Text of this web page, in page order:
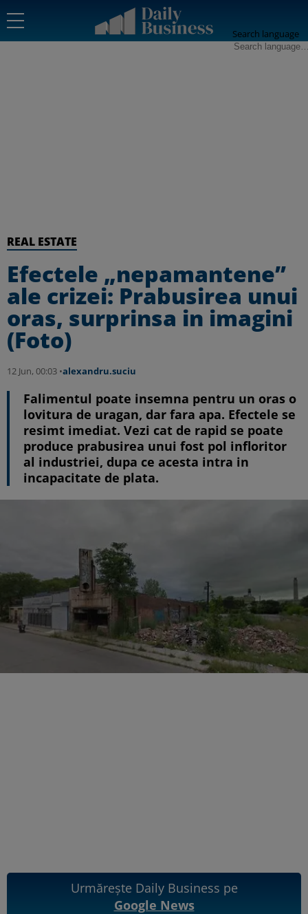
Search language
REAL ESTATE
Efectele „nepamantene”
ale crizei: Prabusirea unui
oras, surprinsa in imagini
(Foto)
12 Jun, 00:03 •alexandru.suciu
Falimentul poate insemna pentru un oras o
lovitura de uragan, dar fara apa. Efectele se
resimt imediat. Vezi cat de rapid se poate
produce prabusirea unui fost pol infloritor
al industriei, dupa ce acesta intra in
incapacitate de plata.
Urmărește Daily Business pe
Google News